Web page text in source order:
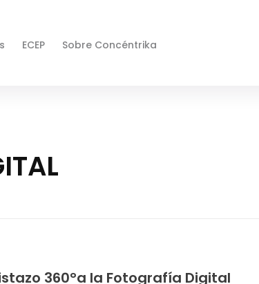
ECEP Sobre Concéntrika
360°a la Fotografía Digital